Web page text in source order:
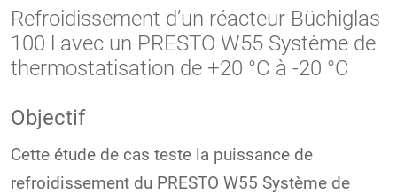
Refroidissement d’un réacteur Büchiglas
100 l avec un PRESTO W55 Système de
thermostatisation de +20 °C à -20 °C
Objectif
Cette étude de cas teste la puissance de
refroidissement du PRESTO W55 Système de